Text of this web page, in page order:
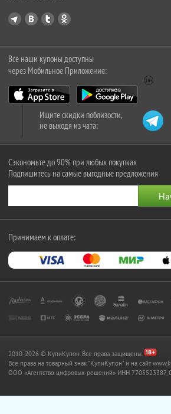
Все наши купоны доступны
через Мобильное Приложение:
Ищите скидки поблизости,
не выходя из чата:
Сэкономьте до 90% при любых покупках
Подпишитесь на самые выгодные предложения
Принимаем к оплате:
2010-2026 © КупиКупон. Все права защищены.
Все права на товарный знак "КупиКупон" и на сайт
OOO «Агентство цифровых решений» ИНН